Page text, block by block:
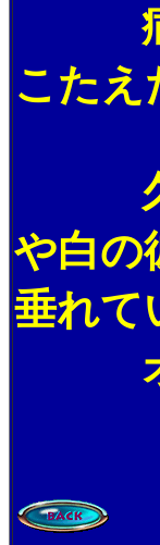
病み
こたえ
久し
や白の
垂れて
オレ